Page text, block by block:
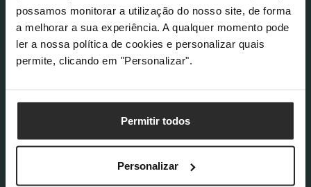
possamos monitorar a utilização do nosso site, de forma
a melhorar a sua experiência. A qualquer momento pode
ler a nossa política de cookies e personalizar quais
permite, clicando em "Personalizar".
Permitir todos
Personalizar
COMPRAR AGORA